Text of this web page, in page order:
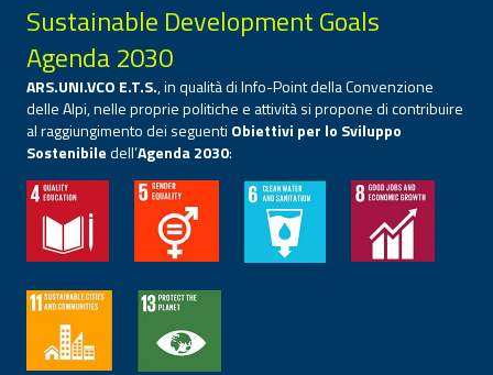
Sustainable Development Goals
Agenda 2030
ARS.UNI.VCO E.T.S., in qualità di Info-Point della Convenzione
delle Alpi, nelle proprie politiche e attività si propone di contribuire
al raggiungimento dei seguenti Obiettivi per lo Sviluppo
Sostenibiledell’Agenda 2030: